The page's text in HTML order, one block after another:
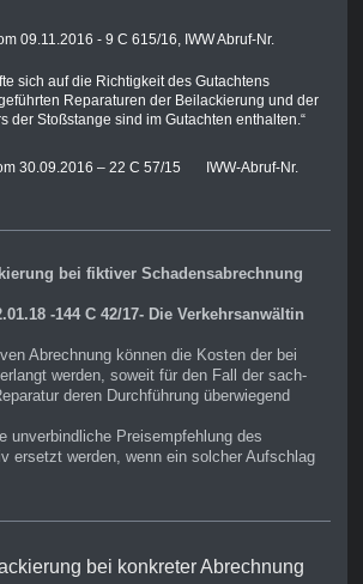
09.11.2016 - 9 C 615/16, IWW Abruf-Nr.
sich auf die Richtigkeit des Gutachtens
Reparaturen der Beilackierung und der
der Stoßstange sind im Gutachten enthalten.“
30.09.2016 – 22 C 57/15 IWW-Abruf-Nr.
bei fiktiver Schadensabrechnung
-144 C 42/17- Die Verkehrsanwältin
Abrechnung können die Kosten der bei
werden, soweit für den Fall der sach-
deren Durchführung überwiegend
unverbindliche Preisempfehlung des
ersetzt werden, wenn ein solcher Aufschlag
bei konkreter Abrechnung